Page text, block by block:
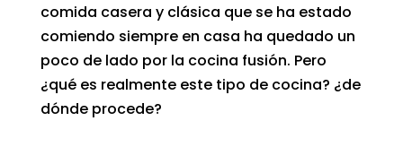
comida casera y clásica que se ha estado
comiendo siempre en casa ha quedado un
poco de lado por la cocina fusión. Pero
¿qué es realmente este tipo de cocina? ¿de
dónde procede?